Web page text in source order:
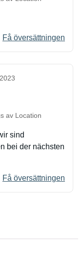
Få översättningen
av Location
sind
bei der nächsten
Få översättningen